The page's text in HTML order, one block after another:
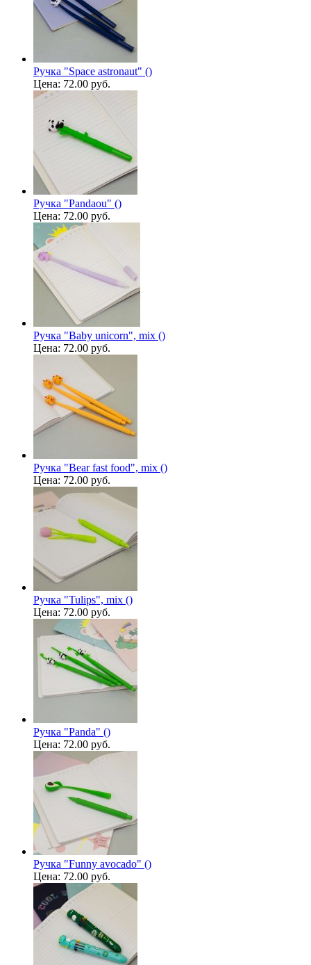
Ручка "Space astronaut" ()
Цена: 72.00 руб.
Ручка "Pandaou" ()
Цена: 72.00 руб.
Ручка "Baby unicorn", mix ()
Цена: 72.00 руб.
Ручка "Bear fast food", mix ()
Цена: 72.00 руб.
Ручка "Tulips", mix ()
Цена: 72.00 руб.
Ручка "Panda" ()
Цена: 72.00 руб.
Ручка "Funny avocado" ()
Цена: 72.00 руб.